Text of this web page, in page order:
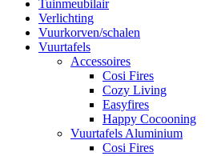
Tuinmeubilair
Verlichting
Vuurkorven/schalen
Vuurtafels
Accessoires
Cosi Fires
Cozy Living
Easyfires
Happy Cocooning
Vuurtafels Aluminium
Cosi Fires